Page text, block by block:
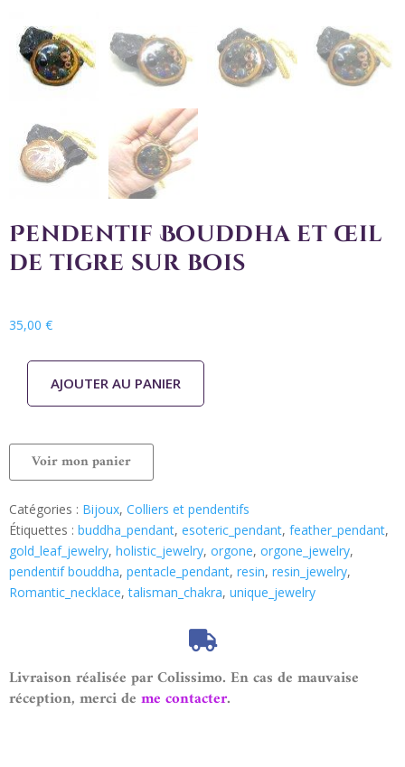
Pendentif Bouddha et œil
de tigre sur bois
35,00 €
AJOUTER AU PANIER
Voir mon panier
Catégories : Bijoux, Colliers et pendentifs
Étiquettes : buddha_pendant, esoteric_pendant, feather_pendant,
gold_leaf_jewelry, holistic_jewelry, orgone, orgone_jewelry,
pendentif bouddha, pentacle_pendant, resin, resin_jewelry,
Romantic_necklace,talisman_chakra, unique_jewelry
Livraison réalisée par Colissimo. En cas de mauvaise
réception, merci de me contacter.